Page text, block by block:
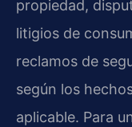
propiedad,
litigios de
reclamos de
según los
aplicable. Para